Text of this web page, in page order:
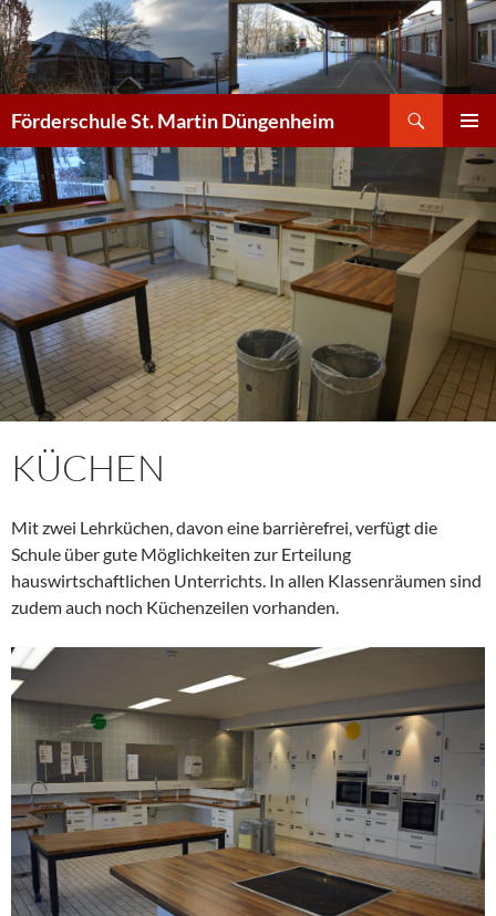
Zum
Inhalt
springen
Förderschule St. Martin Düngenheim
MENÜ
KÜCHEN
Mit zwei Lehrküchen, davon eine barrièrefrei, verfügt die
Schule über gute Möglichkeiten zur Erteilung
hauswirtschaftlichen Unterrichts. In allen Klassenräumen sind
zudem auch noch Küchenzeilen vorhanden.